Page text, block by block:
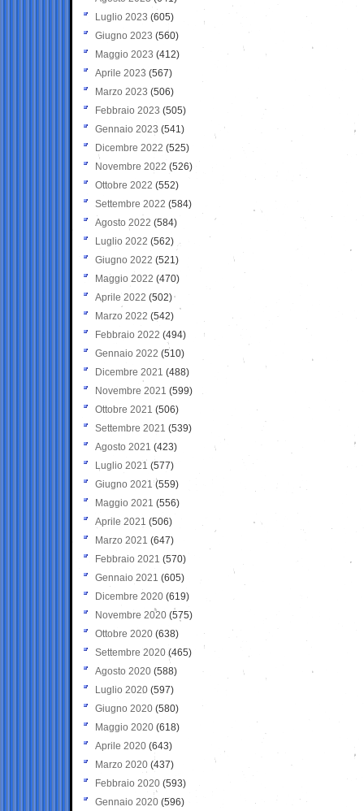
Luglio 2023 (605)
Giugno 2023 (560)
Maggio 2023 (412)
Aprile 2023 (567)
Marzo 2023 (506)
Febbraio 2023 (505)
Gennaio 2023 (541)
Dicembre 2022 (525)
Novembre 2022 (526)
Ottobre 2022 (552)
Settembre 2022 (584)
Agosto 2022 (584)
Luglio 2022 (562)
Giugno 2022 (521)
Maggio 2022 (470)
Aprile 2022 (502)
Marzo 2022 (542)
Febbraio 2022 (494)
Gennaio 2022 (510)
Dicembre 2021 (488)
Novembre 2021 (599)
Ottobre 2021 (506)
Settembre 2021 (539)
Agosto 2021 (423)
Luglio 2021 (577)
Giugno 2021(559)
Maggio 2021 (556)
Aprile 2021 (506)
Marzo 2021 (647)
Febbraio 2021 (570)
Gennaio 2021 (605)
Dicembre 2020 (619)
Novembre 2020 (575)
Ottobre 2020 (638)
Settembre 2020(465)
Agosto 2020 (588)
Luglio 2020 (597)
Giugno 2020 (580)
Maggio 2020 (618)
Aprile 2020 (643)
Marzo 2020 (437)
Febbraio 2020 (593)
Gennaio 2020 (596)